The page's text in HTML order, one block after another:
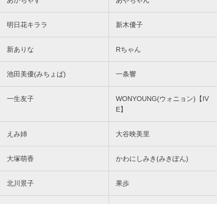
明日花キララ 新木優子
新ありな Rちゃん
池田美優(みちょぱ) 一条響
一生友子
WONYOUNG(ウォニョン)【IV
E】
えみ姉 大谷映美里
大塚萌香 かわにしみき(みきぽん)
北川景子 果歩